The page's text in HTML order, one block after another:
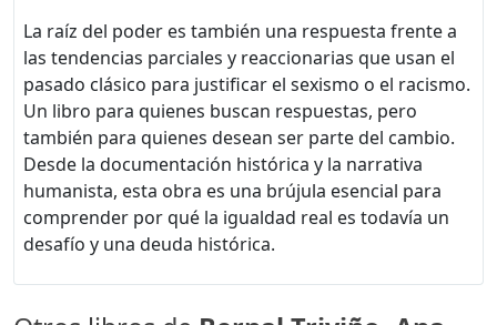
La raíz del poder es también una respuesta frente a
las tendencias parciales y reaccionarias que usan el
pasado clásico para justificar el sexismo o el racismo.
Un libro para quienes buscan respuestas, pero
también para quienes desean ser parte del cambio.
Desde la documentación histórica y la narrativa
humanista, esta obra es una brújula esencial para
comprender por qué la igualdad real es todavía un
desafío y una deuda histórica.